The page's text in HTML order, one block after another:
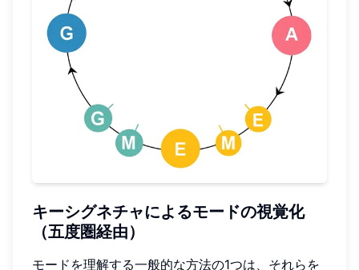
キーシグネチャによるモードの視覚化
（五度圏経由）
モードを理解する一般的な方法の1つは、それらを